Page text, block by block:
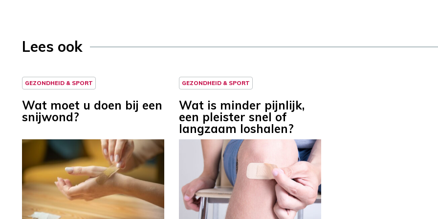
Lees ook
GEZONDHEID & SPORT
Wat moet u doen bij een
snijwond?
GEZONDHEID & SPORT
Wat is minder pijnlijk,
een pleister snel of
langzaam loshalen?